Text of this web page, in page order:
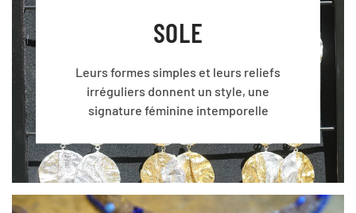
SOLE
Leurs formes simples et leurs reliefs
irréguliers donnent un style, une
signature féminine intemporelle